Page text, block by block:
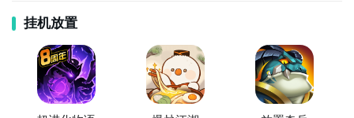
挂机放置